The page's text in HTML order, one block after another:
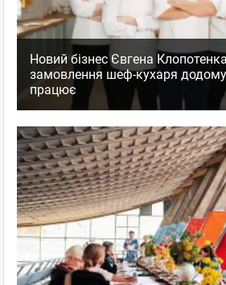
Новий бізнес Євгена
замовлення шеф-кухаря додому
працює